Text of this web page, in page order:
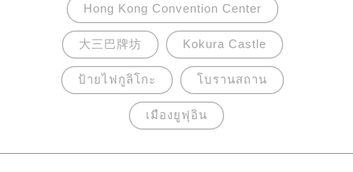
Hong Kong Convention Center
大三巴牌坊 Kokura Castle
ป้ายไฟกูลิโกะ โบรานสถาน
เมืองยูฟุอิน